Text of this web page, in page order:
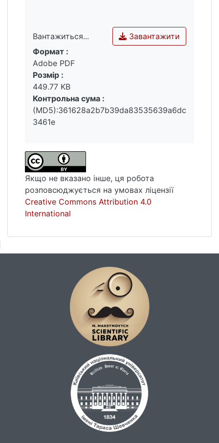
системи та злоякісні новоутворення.
Визначено, що серед перспективних
завдань дослідження населення
Гомельської та Рівненської областей, є
здійснення демографічного прогнозування.
Вантажиться...
Вантажиться...
Завантажити
Формат :
Adobe PDF
Розмір :
449.77 KB
Контрольна сума :
(MD5):361628a2b7b39da83535639a6dc
3461e
Якщо не вказано інше, ця робота
розповсюджується на умовах ліцензії
Creative Commons Attribution 4.0
International